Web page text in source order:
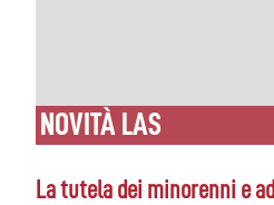
NOVITÀ LAS
La tutela dei minorenni e